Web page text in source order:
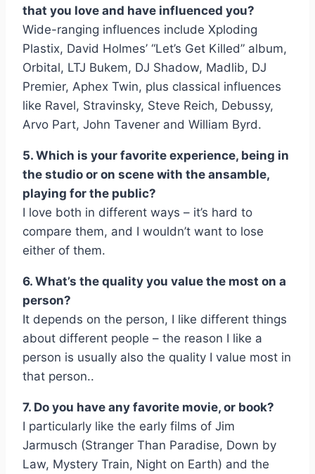
that you love and have influenced you?
Wide-ranging influences include Xploding
Plastix, David Holmes’ “Let’s Get Killed” album,
Orbital, LTJ Bukem, DJ Shadow, Madlib, DJ
Premier, Aphex Twin, plus classical influences
like Ravel, Stravinsky, Steve Reich, Debussy,
Arvo Part, John Tavener and William Byrd.
5. Which is your favorite experience, being in
the studio or on scene with the ansamble,
playing for the public?
I love both in different ways – it’s hard to
compare them, and I wouldn’t want to lose
either of them.
6. What’s the quality you value the most on a
person?
It depends on the person, I like different things
about different people – the reason I like a
person is usually also the quality I value most in
that person..
7. Do you have any favorite movie, or book?
I particularly like the early films of Jim
Jarmusch (Stranger Than Paradise, Down by
Law, Mystery Train, Night on Earth) and the